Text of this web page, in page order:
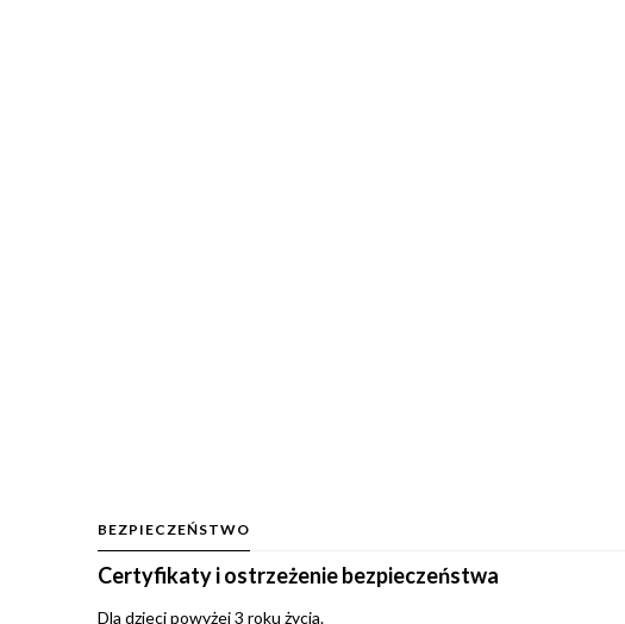
BEZPIECZEŃSTWO
Certyfikaty i ostrzeżenie bezpieczeństwa
Dla dzieci powyżej 3 roku życia.